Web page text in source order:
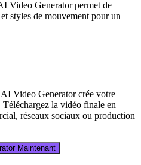
Video Generator permet de
styles de mouvement pour un
Video Generator crée votre
la vidéo finale en
réseaux sociaux ou production
Maintenant